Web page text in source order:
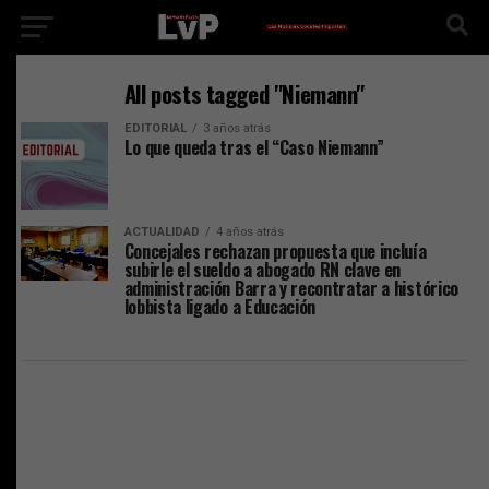
All posts tagged "Niemann"
EDITORIAL 3 años atrás
Lo que queda tras el “Caso Niemann”
ACTUALIDAD 4 años atrás
Concejales rechazan propuesta que incluía
subirle el sueldo a abogado RN clave en
administración Barra y recontratar a histórico
lobbista ligado a Educación